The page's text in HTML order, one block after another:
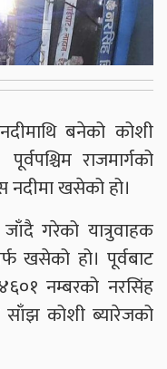
बनेको कोशी
राजमार्गको
नदीमा खसेको हो।
जाँदै गरेको यात्रुवाहक
खसेको हो। पूर्वबाट
नम्बरको नरसिंह
साँझ कोशी ब्यारेजको